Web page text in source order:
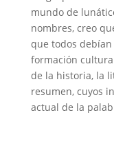
mundo de
nombres, creo
que todos
formación
de la historia, la
resumen, cuyos
actual de la